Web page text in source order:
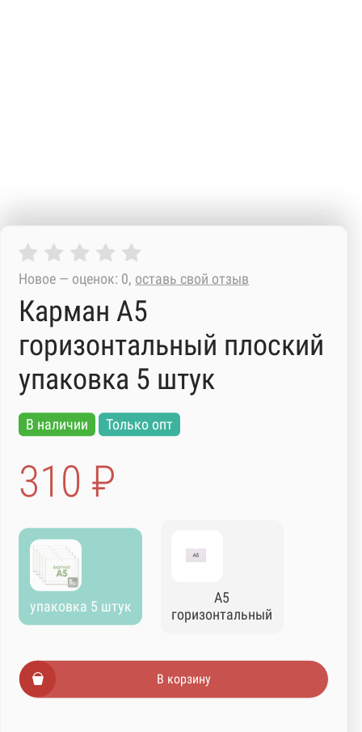
Новое — оценок: 0, оставь свой отзыв
Карман А5
горизонтальный плоский
упаковка 5 штук
В наличии Только опт
310 ₽
упаковка 5 штук
А5
горизонтальный
В корзину